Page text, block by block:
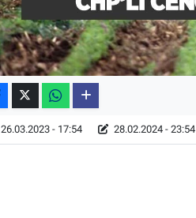
26.03.2023 - 17:54 28.02.2024 - 23:54